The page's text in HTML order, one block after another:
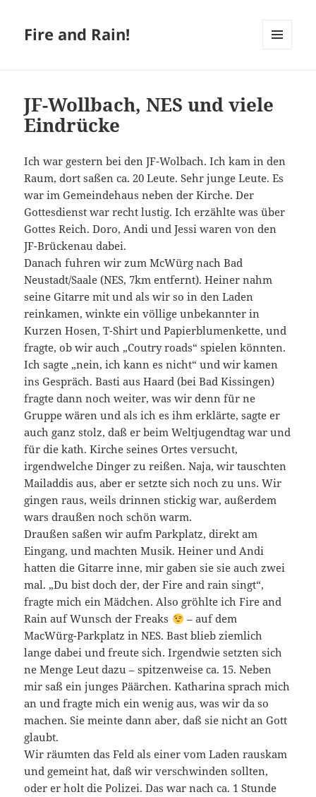
Fire and Rain!
JF-Wollbach, NES und viele
Eindrücke
Ich war gestern bei den JF-Wolbach. Ich kam in den
Raum, dort saßen ca. 20 Leute. Sehr junge Leute. Es
war im Gemeindehaus neben der Kirche. Der
Gottesdienst war recht lustig. Ich erzählte was über
Gottes Reich. Doro, Andi und Jessi waren von den
JF-Brückenau dabei.
Danach fuhren wir zum McWürg nach Bad
Neustadt/Saale (NES, 7km entfernt). Heiner nahm
seine Gitarre mit und als wir so in den Laden
reinkamen, winkte ein völlige unbekannter in
Kurzen Hosen, T-Shirt und Papierblumenkette, und
fragte, ob wir auch „Coutry roads“ spielen könnten.
Ich sagte „nein, ich kann es nicht“ und wir kamen
ins Gespräch. Basti aus Haard (bei Bad Kissingen)
fragte dann noch weiter, was wir denn für ne
Gruppe wären und als ich es ihm erklärte, sagte er
auch ganz stolz, daß er beim Weltjugendtag war und
für die kath. Kirche seines Ortes versucht,
irgendwelche Dinger zu reißen. Naja, wir tauschten
Mailaddis aus, aber er setzte sich noch zu uns. Wir
gingen raus, weils drinnen stickig war, außerdem
wars draußen noch schön warm.
Draußen saßen wir aufm Parkplatz, direkt am
Eingang, und machten Musik. Heiner und Andi
hatten die Gitarre inne, mir gaben sie sie auch zwei
mal. „Du bist doch der, der Fire and rain singt“,
fragte mich ein Mädchen. Also gröhlte ich Fire and
Rain auf Wunsch der Freaks
– auf dem
MacWürg-Parkplatz in NES. Bast blieb ziemlich
lange dabei und freute sich. Irgendwie setzten sich
ne Menge Leut dazu – spitzenweise ca. 15. Neben
mir saß ein junges Päärchen. Katharina sprach mich
an und fragte mich ein wenig aus, was wir da so
machen. Sie meinte dann aber, daß sie nicht an Gott
glaubt.
Wir räumten das Feld als einer vom Laden rauskam
und gemeint hat, daß wir verschwinden sollten,
oder er holt die Polizei. Das war nach ca. 1 Stunde